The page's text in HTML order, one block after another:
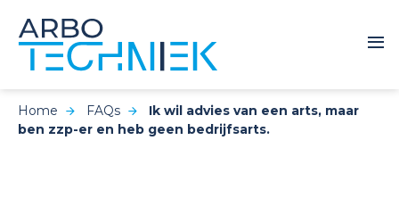
Home FAQs
Ik wil advies van een arts, maar
ben zzp-er en heb geen bedrijfsarts.